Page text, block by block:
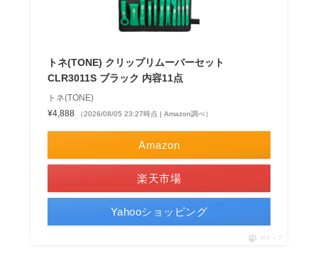
トネ(TONE) クリップリムーバーセット
CLR3011S ブラック 内容11点
トネ(TONE)
¥4,888
（2026/08/05 23:27時点 | Amazon調べ）
Amazon
楽天市場
Yahooショッピング
ポチップ